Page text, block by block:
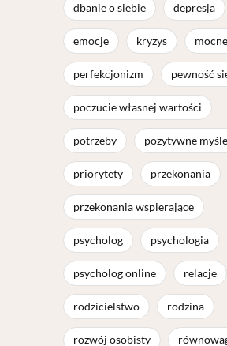
dbanie o siebie depresja
emocje kryzys
perfekcjonizm pewność
poczucie własnej wartości
potrzeby pozytywne
priorytety przekonania
przekonania wspierające
psycholog psychologia
psycholog online relacje
rodzicielstwo rodzina
rozwój osobisty